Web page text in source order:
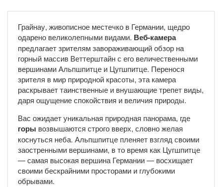
Грайнау, живописное местечко в Германии, щедро
одарено великолепными видами. Веб-камера
предлагает зрителям завораживающий обзор на
горный массив Веттерштайн с его величественными
вершинами Альпшпитце и Цугшпитце. Перенося
зрителя в мир природной красоты, эта камера
раскрывает таинственные и внушающие трепет виды,
даря ощущение спокойствия и величия природы.
Вас ожидает уникальная природная панорама, где
горы возвышаются строго вверх, словно желая
коснуться неба. Альпшпитце пленяет взгляд своими
заостренными вершинами, в то время как Цугшпитце
— самая высокая вершина Германии — восхищает
своими бескрайними просторами и глубокими
обрывами.